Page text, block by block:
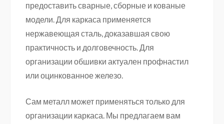
предоставить сварные, сборные и кованые
модели. Для каркаса применяется
нержавеющая сталь, доказавшая свою
практичность и долговечность. Для
организации обшивки актуален профнастил
или оцинкованное железо.
Сам металл может применяться только для
организации каркаса. Мы предлагаем вам